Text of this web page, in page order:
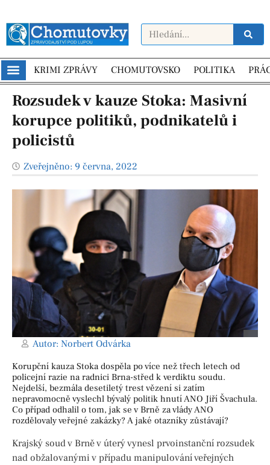
KRIMI ZPRÁVY CHOMUTOVSKO POLITIKA
Rozsudek v kauze Stoka: Masivní
korupce politiků, podnikatelů i
policistů
Zveřejněno: 9 června, 2022
Autor: Norbert Odvárka
Korupční kauza Stoka dospěla po více než třech letech od
policejní razie na radnici Brna-střed k verdiktu soudu.
Nejdelší, bezmála desetiletý trest vězení si zatím
nepravomocně vyslechl bývalý politik hnutí ANO Jiří Švachula.
Co případ odhalil o tom, jak se v Brně za vlády ANO
rozdělovaly veřejné zakázky? A jaké otazníky zůstávají?
Krajský soud v Brně v úterý vynesl prvoinstanční rozsudek
nad obžalovanými v případu manipulování veřejných